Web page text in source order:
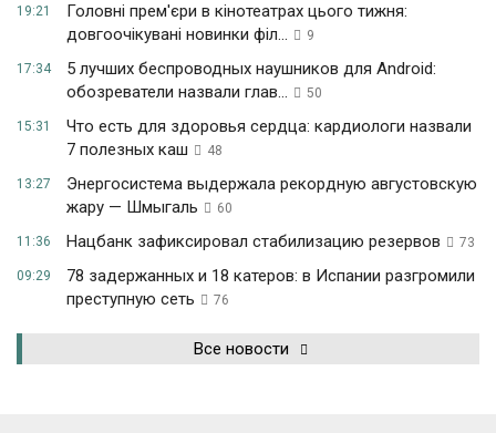
19:21
Головні прем'єри в кінотеатрах цього тижня:
довгоочікувані новинки філ...
9
17:34
5 лучших беспроводных наушников для Android:
обозреватели назвали глав...
50
15:31
Что есть для здоровья сердца: кардиологи назвали
7 полезных каш
48
13:27
Энергосистема выдержала рекордную августовскую
жару — Шмыгаль
60
11:36 Нацбанк зафиксировал стабилизацию резервов 73
09:29
78 задержанных и 18 катеров: в Испании разгромили
преступную сеть
76
Все новости